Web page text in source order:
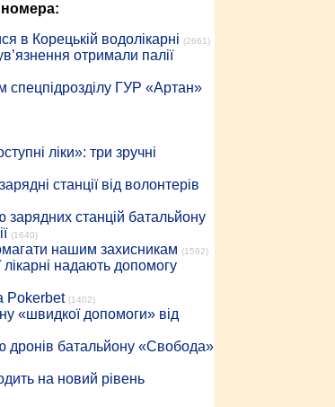
в Корецькій водолікарні (2661)
отримали палії
спецпідрозділу ГУР «Артан»
ліки»: три зручні
станції від волонтерів
зарядних станцій батальйону
(1640)
нашим захисникам (1592)
лікарні надають допомогу
Pokerbet (1402)
«швидкої допомоги» від
дронів батальйону «Свобода»
на новий рівень